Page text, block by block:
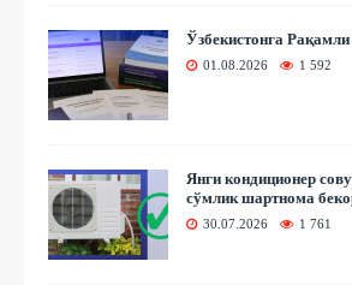
Ўзбекистонга
01.08.2026 1 592
Янги кондиционер
сўмлик шартнома
30.07.2026 1 761